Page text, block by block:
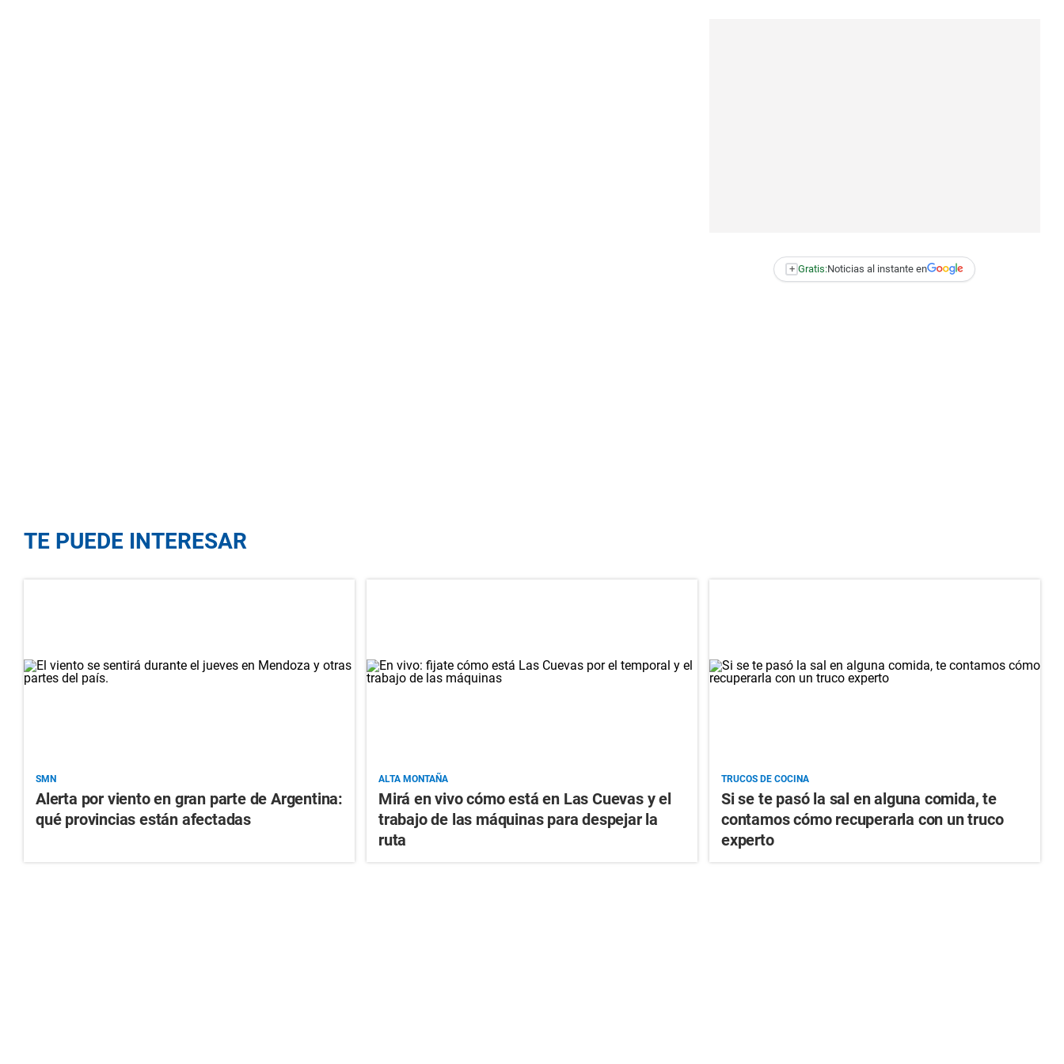
+ Gratis:Noticias al instante en
TE PUEDE INTERESAR
SMN
Alerta por viento en gran parte de Argentina:
qué provincias están afectadas
ALTA MONTAÑA
Mirá en vivo cómo está en Las Cuevas y el
trabajo de las máquinas para despejar la
ruta
TRUCOS DE COCINA
Si se te pasó la sal en alguna comida, te
contamos cómo recuperarla con un truco
experto